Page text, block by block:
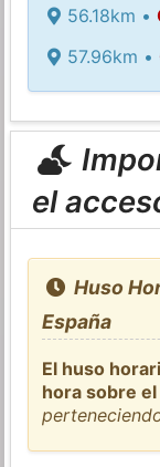
56.18km •
57.96km •
el
Huso
España
El huso
hora sobre el